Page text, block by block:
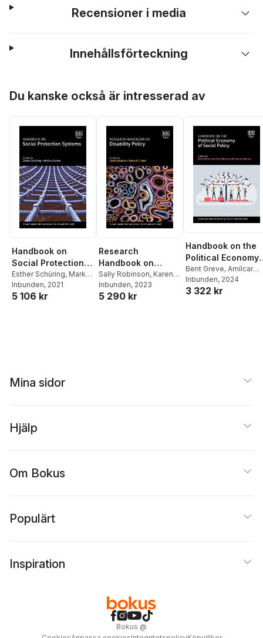
Recensioner i media
Innehållsförteckning
Du kanske också är intresserad av
Handbook on
Social Protection
Systems
Esther Schüring, Markus
Loewe
Inbunden, 2021
5 106 kr
Research
Handbook on
Disability Policy
Sally Robinson, Karen
R. Fisher
Inbunden, 2023
5 290 kr
Handbook on the
Political Economy
of Social Policy
Bent Greve, Amílcar
Moreira,Minna van
Gerven
Inbunden, 2024
3 322 kr
Mina sidor
Hjälp
Om Bokus
Populärt
Inspiration
Bokus @